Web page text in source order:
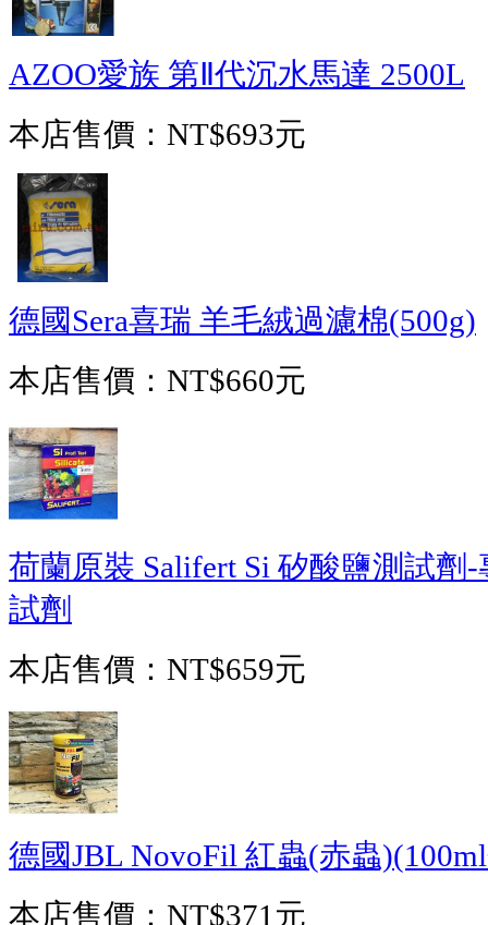
AZOO愛族 第Ⅱ代沉水馬達 2500L
本店售價： NT$693元
德國Sera喜瑞 羊毛絨過濾棉(500g)
本店售價： NT$660元
荷蘭原裝 Salifert Si 矽酸鹽測試劑
試劑
本店售價： NT$659元
德國JBL NovoFil 紅蟲(赤蟲
本店售價： NT$371元